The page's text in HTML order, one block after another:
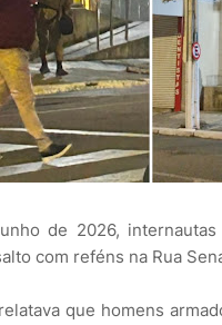
de 2026,
com reféns na Rua
que homens